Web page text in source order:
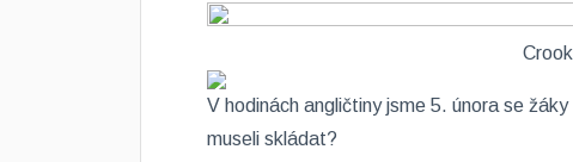
V hodinách angličtiny jsme 5. února se
museli skládat?